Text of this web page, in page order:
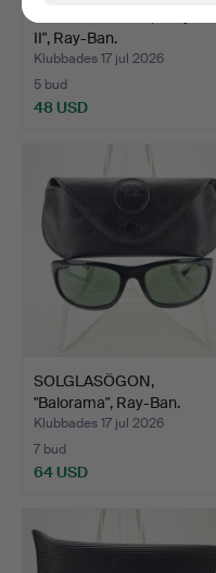
II", Ray-Ban.
Klubbades 17 jul 2026
5 bud
48 USD
SOLGLASÖGON,
"Balorama", Ray-Ban.
Klubbades 17 jul 2026
7 bud
64 USD